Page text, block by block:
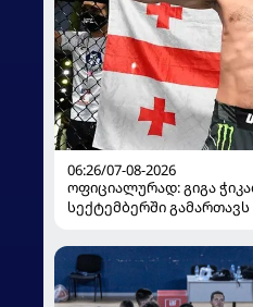
06:26/07-08-2026
ოფიციალურად: გიგა
სექტემბერში გამართავს